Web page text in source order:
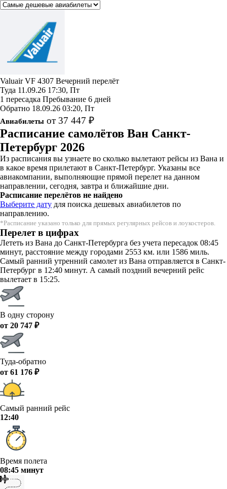
ValuairVF 4307 Вечерний перелёт
Туда 11.09.26 17:30, Пт
1 пересадка Пребывание 6 дней
Обратно 18.09.26 03:20, Пт
Авиабилеты от 37 447 ₽
Расписание самолётов Ван Санкт-
Петербург 2026
Из расписания вы узнаете во сколько вылетают рейсы из Вана и
в какое время прилетают в Санкт-Петербург. Указаны все
авиакомпании, выполняющие прямой перелет на данном
направлении, сегодня, завтра и ближайшие дни.
Расписание перелётов не найдено
Выберите дату для поиска дешевых авиабилетов по
направлению.
*Расписание указано только для прямых регулярных рейсов и лоукостеров.
Перелет в цифрах
Лететь из Вана до Санкт-Петербурга без учета пересадок 08:45
минут, расстояние между городами 2553 км. или 1586 миль.
Самый ранний утренний самолет из Вана отправляется в Санкт-
Петербург в 12:40 минут. А самый поздний вечерний рейс
вылетает в 15:25.
В одну сторону
от 20 747 ₽
Туда-обратно
от 61 176 ₽
Самый ранний рейс
12:40
Время полета
08:45 минут